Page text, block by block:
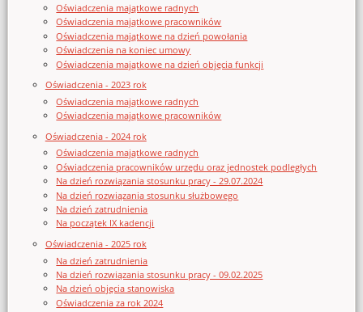
Oświadczenia majątkowe radnych
Oświadczenia majątkowe pracowników
Oświadczenia majątkowe na dzień powołania
Oświadczenia na koniec umowy
Oświadczenia majątkowe na dzień objęcia funkcji
Oświadczenia - 2023 rok
Oświadczenia majątkowe radnych
Oświadczenia majątkowe pracowników
Oświadczenia - 2024 rok
Oświadczenia majątkowe radnych
Oświadczenia pracowników urzędu oraz jednostek podległych
Na dzień rozwiązania stosunku pracy - 29.07.2024
Na dzień rozwiązania stosunku służbowego
Na dzień zatrudnienia
Na początek IX kadencji
Oświadczenia - 2025 rok
Na dzień zatrudnienia
Na dzień rozwiązania stosunku pracy - 09.02.2025
Na dzień objęcia stanowiska
Oświadczenia za rok 2024